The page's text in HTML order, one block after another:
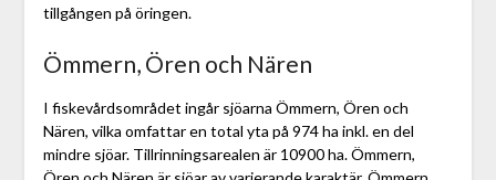
tillgången på öringen.
Ömmern, Ören och Nären
I fiskevårdsområdet ingår sjöarna Ömmern, Ören och
Nären, vilka omfattar en total yta på 974 ha inkl. en del
mindre sjöar. Tillrinningsarealen är 10900 ha. Ömmern,